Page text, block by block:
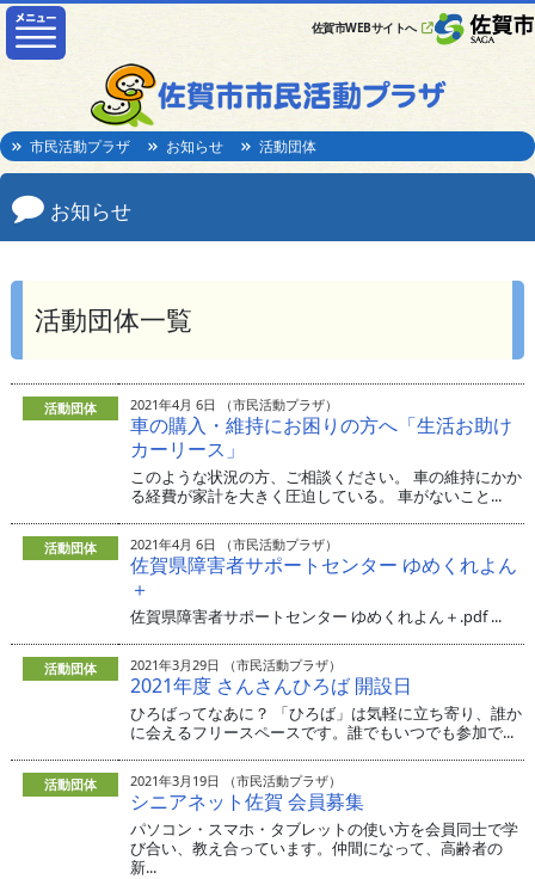
佐賀市WEBサイトへ
市民活動プラザ お知らせ 活動団体
お知らせ
活動団体一覧
活動団体 2021年4月 6日 （市民活動プラザ）
車の購入・維持にお困りの方へ「生活お助け
カーリース」
このような状況の方、ご相談ください。 車の維持にかか
る経費が家計を大きく圧迫している。 車がないこと...
活動団体 2021年4月 6日 （市民活動プラザ）
佐賀県障害者サポートセンター ゆめくれよん
＋
佐賀県障害者サポートセンター ゆめくれよん＋.pdf ...
活動団体 2021年3月29日 （市民活動プラザ）
2021年度 さんさんひろば 開設日
ひろばってなあに？ 「ひろば」は気軽に立ち寄り、誰か
に会えるフリースペースです。誰でもいつでも参加で...
活動団体 2021年3月19日 （市民活動プラザ）
シニアネット佐賀 会員募集
パソコン・スマホ・タブレットの使い方を会員同士で学
び合い、教え合っています。仲間になって、高齢者の
新...